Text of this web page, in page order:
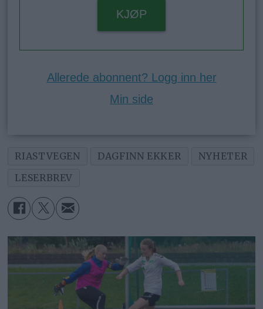
KJØP
Allerede abonnent? Logg inn her
Min side
RIASTVEGEN DAGFINN EKKER
NYHETER
LESERBREV